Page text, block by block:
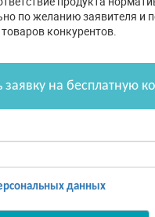
по желанию заявителя и
конкурентов.
на бесплатную
данных